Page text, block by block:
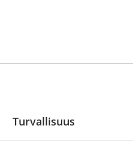
Turvallisuus